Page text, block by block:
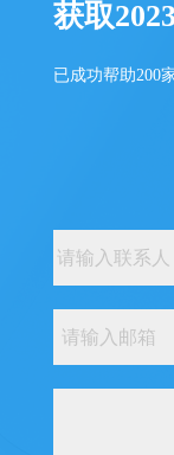
获取
已成功帮助200